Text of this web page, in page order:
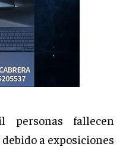
fallecen
a exposiciones